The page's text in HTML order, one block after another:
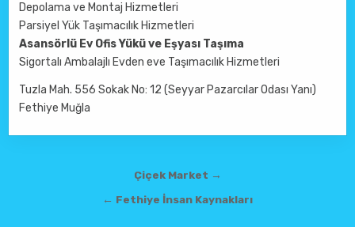
Depolama ve Montaj Hizmetleri
Parsiyel Yük Taşımacılık Hizmetleri
Asansörlü Ev Ofis Yükü ve Eşyası Taşıma
Sigortalı Ambalajlı Evden eve Taşımacılık Hizmetleri
Tuzla Mah. 556 Sokak No: 12 (Seyyar Pazarcılar Odası Yanı)
Fethiye Muğla
Yazı gezinmesiÇiçek Market →
← Fethiye İnsan Kaynakları